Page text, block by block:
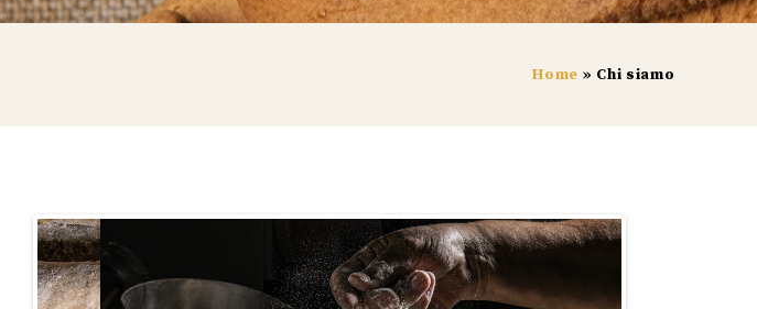
Home » Chi siamo